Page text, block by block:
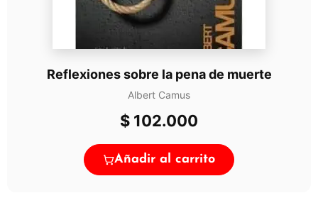
Reflexiones sobre la pena de muerte
Albert Camus
$ 102.000
Añadir al carrito